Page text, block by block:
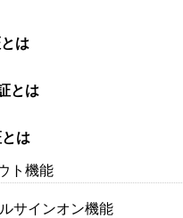
は
とは
は
ト機能
サインオン機能